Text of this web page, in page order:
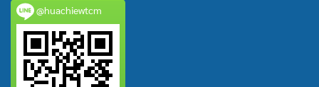
@huachiewtcm